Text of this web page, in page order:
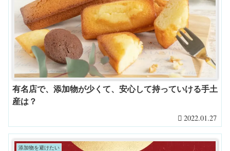
有名店で、添加物が少くて、安心して持っていける手土
産は？
2022.01.27
添加物を避けたい